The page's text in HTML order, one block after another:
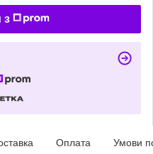
з
Оплата Умови